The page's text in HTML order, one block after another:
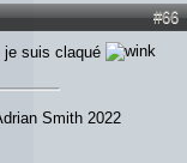
#66
je suis claqué
Smith 2022